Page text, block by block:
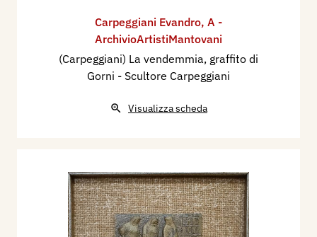
Carpeggiani Evandro, A -
ArchivioArtistiMantovani
(Carpeggiani) La vendemmia, graffito di
Gorni - Scultore Carpeggiani
Visualizza scheda